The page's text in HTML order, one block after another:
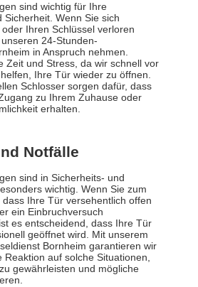
sind wichtig für Ihre
Sicherheit. Wenn Sie sich
Ihren Schlüssel verloren
24-Stunden-
in Anspruch nehmen.
Zeit und Stress, da wir schnell vor
Ihre Tür wieder zu öffnen.
Schlosser sorgen dafür, dass
zu Ihrem Zuhause oder
erhalten.
Notfälle
sind in Sicherheits- und
wichtig. Wenn Sie zum
dass Ihre Tür versehentlich offen
ein Einbruchversuch
es entscheidend, dass Ihre Tür
geöffnet wird. Mit unserem
Bornheim garantieren wir
Reaktion auf solche Situationen,
gewährleisten und mögliche